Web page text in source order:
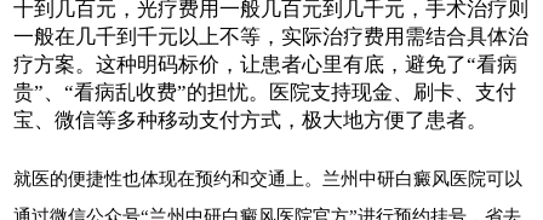
十到几百元，光疗费用一般几百元到几千元，手术治疗则
一般在几千到千元以上不等，实际治疗费用需结合具体治
疗方案。这种明码标价，让患者心里有底，避免了“看病
贵”、“看病乱收费”的担忧。医院支持现金、刷卡、支付
宝、微信等多种移动支付方式，极大地方便了患者。
就医的便捷性也体现在预约和交通上。兰州中研白癜风医院可以
通过微信公众号“兰州中研白癜风医院官方”进行预约挂号，省去